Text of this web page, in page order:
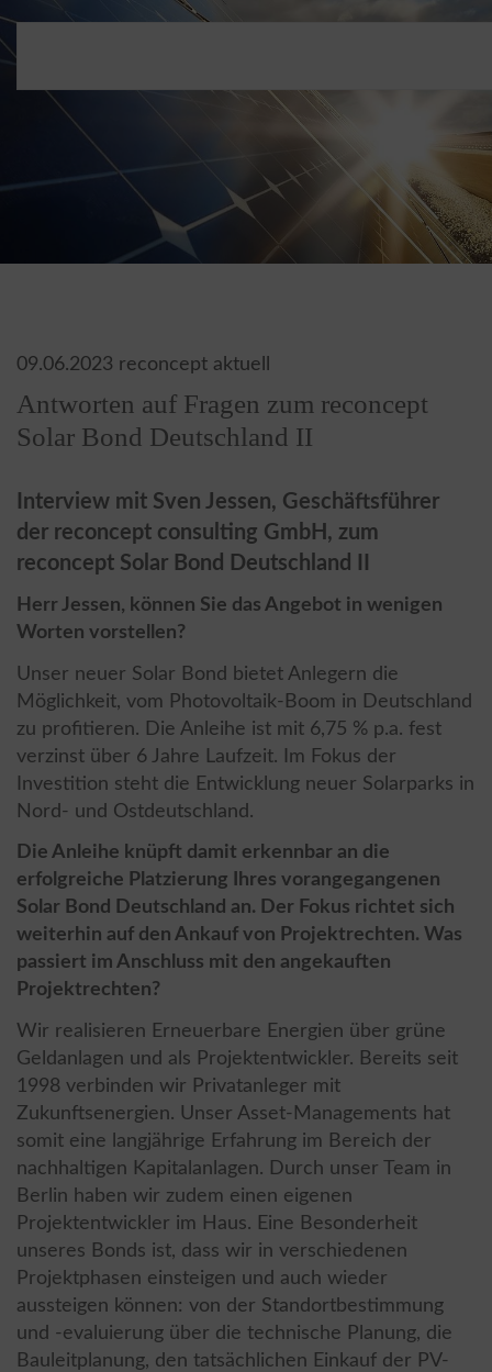
09.06.2023 reconcept aktuell
Antworten auf Fragen zum reconcept
Solar Bond Deutschland II
Interview mit Sven Jessen, Geschäftsführer
der reconcept consulting GmbH, zum
reconcept Solar Bond Deutschland II
Herr Jessen, können Sie das Angebot in wenigen
Worten vorstellen?
Unser neuer Solar Bond bietet Anlegern die
Möglichkeit, vom Photovoltaik-Boom in Deutschland
zu profitieren. Die Anleihe ist mit 6,75 % p.a. fest
verzinst über 6 Jahre Laufzeit. Im Fokus der
Investition steht die Entwicklung neuer Solarparks in
Nord- und Ostdeutschland.
Die Anleihe knüpft damit erkennbar an die
erfolgreiche Platzierung Ihres vorangegangenen
Solar Bond Deutschland an. Der Fokus richtet sich
weiterhin auf den Ankauf von Projektrechten. Was
passiert im Anschluss mit den angekauften
Projektrechten?
Wir realisieren Erneuerbare Energien über grüne
Geldanlagen und als Projektentwickler. Bereits seit
1998 verbinden wir Privatanleger mit
Zukunftsenergien. Unser Asset-Managements hat
somit eine langjährige Erfahrung im Bereich der
nachhaltigen Kapitalanlagen. Durch unser Team in
Berlin haben wir zudem einen eigenen
Projektentwickler im Haus. Eine Besonderheit
unseres Bonds ist, dass wir in verschiedenen
Projektphasen einsteigen und auch wieder
aussteigen können: von der Standortbestimmung
und -evaluierung über die technische Planung, die
Bauleitplanung, den tatsächlichen Einkauf der PV-